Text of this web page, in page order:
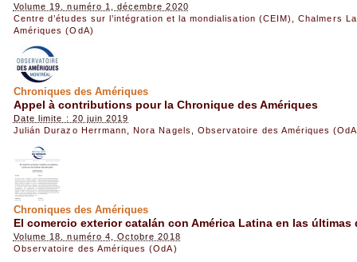
Volume 19, numéro 1, décembre 2020
Centre d’études sur l’intégration et la mondialisation (CEIM)
,Chalmers
Amériques (OdA)
Chroniques des Amériques
Appel à contributions pour la Chronique des Amériques
Date limite : 20 juin 2019
Julián Durazo Herrmann
Nora Nagels Observatoire des Amériques
Chroniques des Amériques
El comercio exterior catalán con América Latina en las últimas
Volume 18, numéro 4, Octobre 2018
Observatoire des Amériques (OdA)